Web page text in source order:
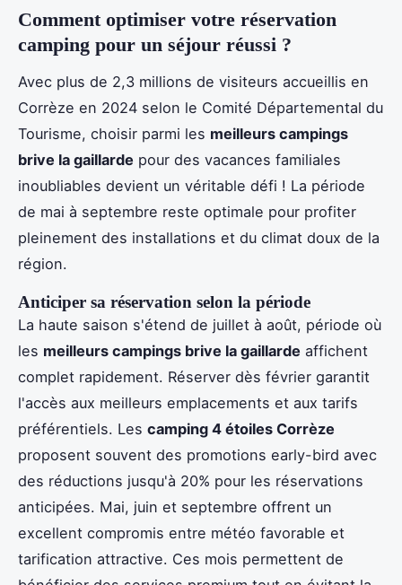
Comment optimiser votre réservation
camping pour un séjour réussi ?
Avec plus de 2,3 millions de visiteurs accueillis en
Corrèze en 2024 selon le Comité Départemental du
Tourisme, choisir parmi les meilleurs campings
brive la gaillarde pour des vacances familiales
inoubliables devient un véritable défi ! La période
de mai à septembre reste optimale pour profiter
pleinement des installations et du climat doux de la
région.
Anticiper sa réservation selon la période
La haute saison s'étend de juillet à août, période où
les meilleurs campings brive la gaillarde affichent
complet rapidement. Réserver dès février garantit
l'accès aux meilleurs emplacements et aux tarifs
préférentiels. Les camping 4 étoiles Corrèze
proposent souvent des promotions early-bird avec
des réductions jusqu'à 20% pour les réservations
anticipées. Mai, juin et septembre offrent un
excellent compromis entre météo favorable et
tarification attractive. Ces mois permettent de